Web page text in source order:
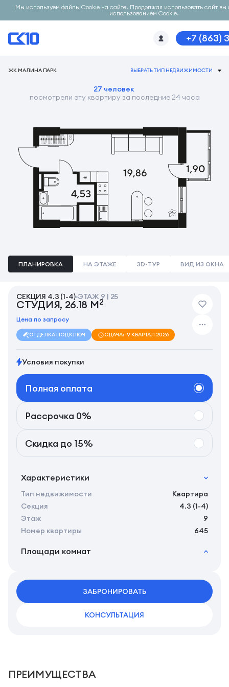
Мы используем файлы Cookie на сайте. Продолжая использовать сайт вы
использованием Cookie.
+7 (863)
ЖК МАЛИНА ПАРК ВЫБРАТЬ ТИП НЕДВИЖИМОСТИ
27 человек
посмотрели эту квартиру за последние 24 часа
ПЛАНИРОВКА НА ЭТАЖЕ 3D-ТУР ВИД ИЗ ОКНА
СЕКЦИЯ 4.3 (1-4) ЭТАЖ 9 | 25
СТУДИЯ, 26.18 М2
Цена по запросу
ОТДЕЛКА ПОД КЛЮЧ СДАЧА: IV КВАРТАЛ 2026
Условия покупки
Полная оплата
Рассрочка 0%
Скидка до 15%
Характеристики
Тип недвижимости
Квартира
Секция
4.3 (1-4)
Этаж
9
Номер квартиры
645
Площади комнат
Жилая площадь 24.28 м
ЗАБРОНИРОВАТЬ
КОНСУЛЬТАЦИЯ
ПРЕИМУЩЕСТВА